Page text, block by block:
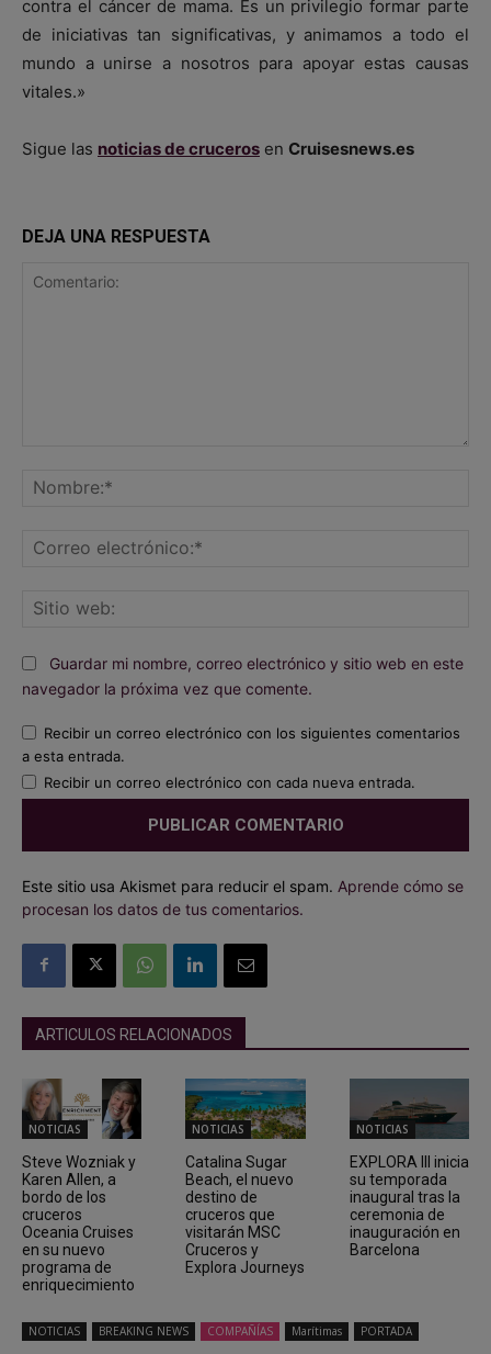
contra el cáncer de mama. Es un privilegio formar parte
de iniciativas tan significativas, y animamos a todo el
mundo a unirse a nosotros para apoyar estas causas
vitales.»
Sigue las noticias de cruceros en Cruisesnews.es
DEJA UNA RESPUESTA
Guardar mi nombre, correo electrónico y sitio web en este
navegador la próxima vez que comente.
Recibir un correo electrónico con los siguientes comentarios
a esta entrada.
Recibir un correo electrónico con cada nueva entrada.
Este sitio usa Akismet para reducir el spam. Aprende cómo se
procesan los datos de tus comentarios.
ARTICULOS RELACIONADOS
NOTICIAS
Steve Wozniak y
Karen Allen, a
bordo de los
cruceros
Oceania Cruises
en su nuevo
programa de
enriquecimiento
NOTICIAS
Catalina Sugar
Beach, el nuevo
destino de
cruceros que
visitarán MSC
Cruceros y
Explora Journeys
NOTICIAS
EXPLORA III inicia
su temporada
inaugural tras la
ceremonia de
inauguración en
Barcelona
NOTICIAS BREAKING NEWS COMPAÑÍAS Marítimas PORTADA